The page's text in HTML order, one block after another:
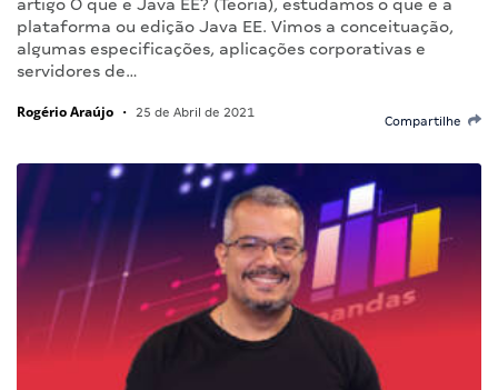
artigo O que é Java EE? (Teoria), estudamos o que é a
plataforma ou edição Java EE. Vimos a conceituação,
algumas especificações, aplicações corporativas e
servidores de…
Rogério Araújo • 25 de Abril de 2021
Compartilhe